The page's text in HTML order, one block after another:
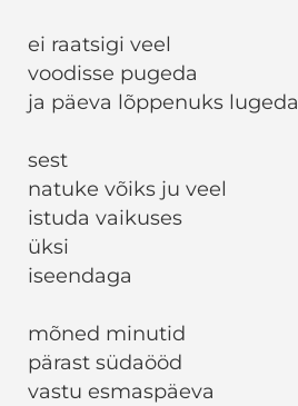
ei raatsigi veel
voodisse pugeda
ja päeva lõppenuks lugeda
sest
natuke võiks ju veel
istuda vaikuses
üksi
iseendaga
mõned minutid
pärast südaööd
vastu esmaspäeva